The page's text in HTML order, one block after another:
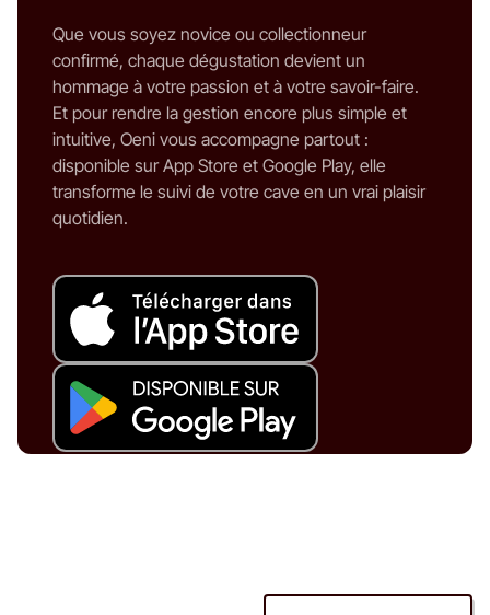
Que vous soyez novice ou collectionneur
confirmé, chaque dégustation devient un
hommage à votre passion et à votre savoir-faire.
Et pour rendre la gestion encore plus simple et
intuitive, Oeni vous accompagne partout :
disponible sur App Store et Google Play, elle
transforme le suivi de votre cave en un vrai plaisir
quotidien.